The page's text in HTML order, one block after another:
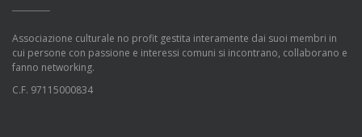
Associazione culturale no profit gestita interamente dai suoi membri in
cui persone con passione e interessi comuni si incontrano, collaborano e
fanno networking.
C.F. 97115000834